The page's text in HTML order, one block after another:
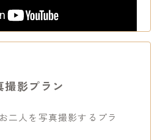
撮影プラン
二人を写真撮影するプラ